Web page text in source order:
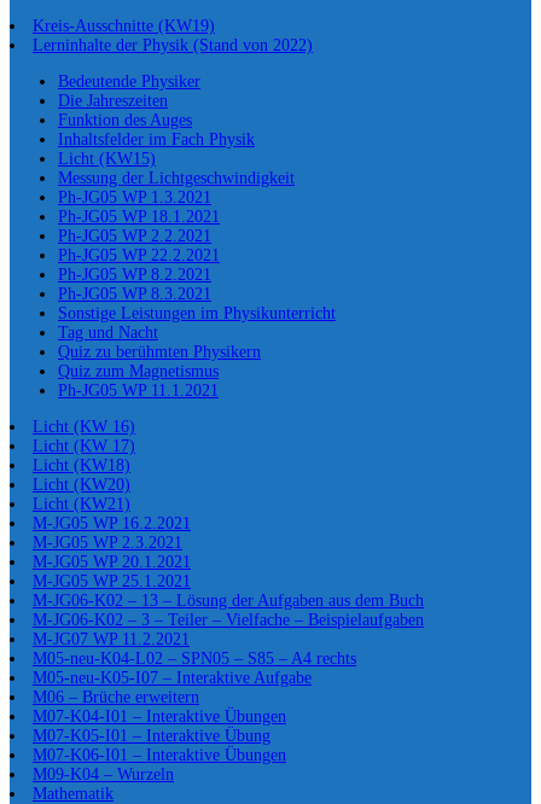
Kreis-Ausschnitte (KW19)
Lerninhalte der Physik (Stand von 2022)
Bedeutende Physiker
Die Jahreszeiten
Funktion des Auges
Inhaltsfelder im Fach Physik
Licht (KW15)
Messung der Lichtgeschwindigkeit
Ph-JG05 WP 1.3.2021
Ph-JG05 WP 18.1.2021
Ph-JG05 WP 2.2.2021
Ph-JG05 WP 22.2.2021
Ph-JG05 WP 8.2.2021
Ph-JG05 WP 8.3.2021
Sonstige Leistungen im Physikunterricht
Tag und Nacht
Quiz zu berühmten Physikern
Quiz zum Magnetismus
Ph-JG05 WP 11.1.2021
Licht (KW 16)
Licht (KW 17)
Licht (KW18)
Licht (KW20)
Licht (KW21)
M-JG05 WP 16.2.2021
M-JG05 WP 2.3.2021
M-JG05 WP 20.1.2021
M-JG05 WP 25.1.2021
M-JG06-K02 – 13 – Lösung der Aufgaben aus dem Buch
M-JG06-K02 – 3 – Teiler – Vielfache – Beispielaufgaben
M-JG07 WP 11.2.2021
M05-neu-K04-L02 – SPN05 – S85 – A4 rechts
M05-neu-K05-I07 – Interaktive Aufgabe
M06 – Brüche erweitern
M07-K04-I01 – Interaktive Übungen
M07-K05-I01 – Interaktive Übung
M07-K06-I01 – Interaktive Übungen
M09-K04 – Wurzeln
Mathematik